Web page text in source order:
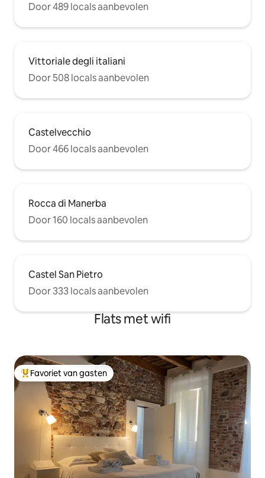
Door 489 locals aanbevolen
Vittoriale degli italiani
Door 508 locals aanbevolen
Castelvecchio
Door 466 locals aanbevolen
Rocca di Manerba
Door 160 locals aanbevolen
Castel San Pietro
Door 333 locals aanbevolen
Flats met wifi
Topfavoriet van gasten
Favoriet van gasten